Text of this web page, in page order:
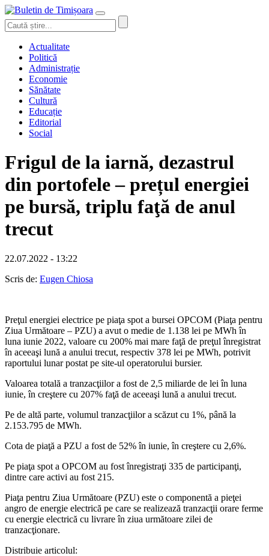
Actualitate
Politică
Administrație
Economie
Sănătate
Cultură
Educație
Editorial
Social
Frigul de la iarnă, dezastrul
din portofele – prețul energiei
pe bursă, triplu faţă de anul
trecut
22.07.2022 - 13:22
Scris de: Eugen Chiosa
Preţul energiei electrice pe piaţa spot a bursei OPCOM (Piaţa pentru
Ziua Următoare – PZU) a avut o medie de 1.138 lei pe MWh în
luna iunie 2022, valoare cu 200% mai mare faţă de preţul înregistrat
în aceeaşi lună a anului trecut, respectiv 378 lei pe MWh, potrivit
raportului lunar postat pe site-ul operatorului bursier.
Valoarea totală a tranzacţiilor a fost de 2,5 miliarde de lei în luna
iunie, în creştere cu 207% faţă de aceeaşi lună a anului trecut.
Pe de altă parte, volumul tranzacţiilor a scăzut cu 1%, până la
2.153.795 de MWh.
Cota de piaţă a PZU a fost de 52% în iunie, în creştere cu 2,6%.
Pe piaţa spot a OPCOM au fost înregistraţi 335 de participanţi,
dintre care activi au fost 215.
Piaţa pentru Ziua Următoare (PZU) este o componentă a pieţei
angro de energie electrică pe care se realizează tranzacţii orare ferme
cu energie electrică cu livrare în ziua următoare zilei de
tranzacţionare.
Distribuie articolul: